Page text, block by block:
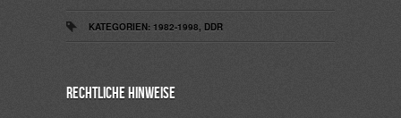
KATEGORIEN: 1982-1998, DDR
Rechtliche Hinweise